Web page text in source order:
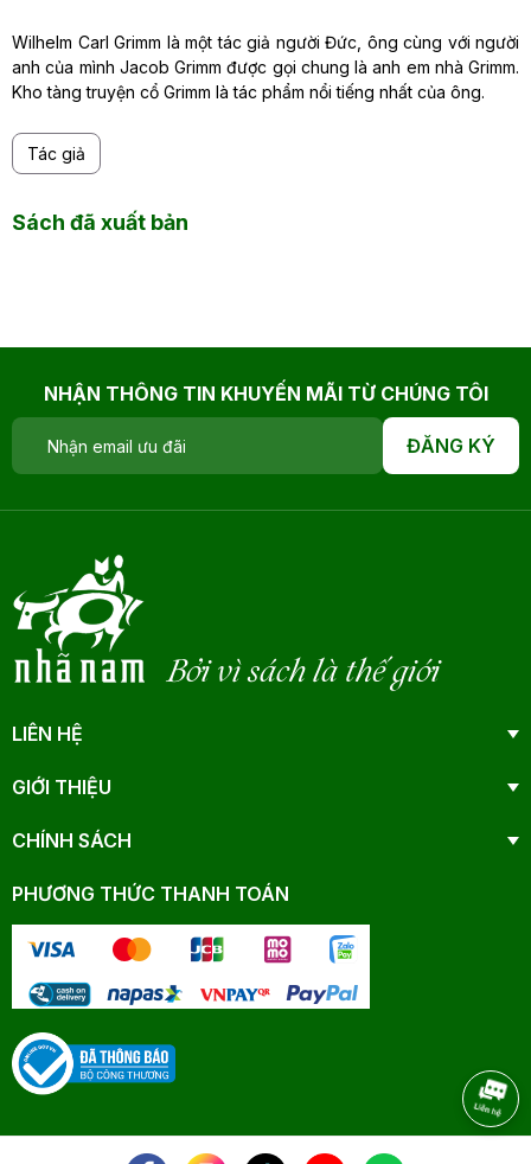
Wilhelm Carl Grimm là một tác giả người Đức, ông cùng với người
anh của mình Jacob Grimm được gọi chung là anh em nhà Grimm.
Kho tàng truyện cổ Grimm là tác phẩm nổi tiếng nhất của ông.
Tác giả
Sách đã xuất bản
NHẬN THÔNG TIN KHUYẾN MÃI TỪ CHÚNG TÔI
ĐĂNG KÝ
Bởi vì sách là thế giới
LIÊN HỆ
GIỚI THIỆU
CHÍNH SÁCH
PHƯƠNG THỨC THANH TOÁN